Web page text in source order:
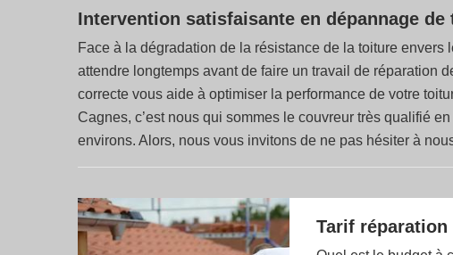
Intervention satisfaisante en dépannage
Face à la dégradation de la résistance de la toiture
attendre longtemps avant de faire un travail de réparation
correcte vous aide à optimiser la performance de votre
Cagnes, c’est nous qui sommes le couvreur très qualifié
environs. Alors, nous vous invitons de ne pas hésiter à
Tarif